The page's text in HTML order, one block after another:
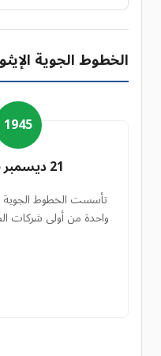
الخطوط الجوية
1945
21 ديسمبر 1945
تأسست الخطوط الجوية
واحدة من أولى شركات